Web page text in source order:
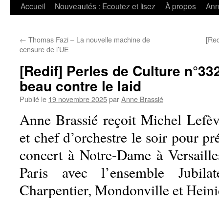
Aller
contenu
Accueil Nouveautés : Ecoutez et lisez À propos
← Thomas Fazi – La nouvelle machine de
censure de l’UE
[Redif] Perles de Culture
beau contre le laid
Publié le 19 novembre 2025parAnne Brassié
Anne Brassié reçoit Michel
et chef d’orchestre le soir pour
concert à Notre-Dame à
Paris avec l’ensemble
Charpentier, Mondonville et